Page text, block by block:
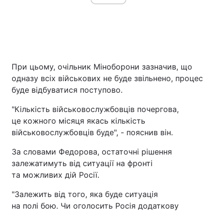
При цьому, очільник Міноборони зазначив, що
одназу всіх військових не буде звільнено, процес
буде відбуватися поступово.
"Кількість військовослужбовців почергова,
це кожного місяця якась кількість
військовослужбовців буде", - пояснив він.
За словами Федорова, остаточні рішення
залежатимуть від ситуації на фронті
та можливих дій Росії.
"Залежить від того, яка буде ситуація
на полі бою. Чи оголосить Росія додаткову